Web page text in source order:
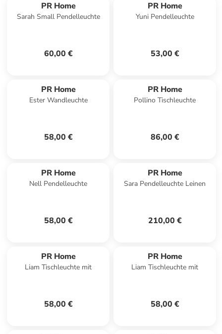
PR Home
Sarah Small Pendelleuchte
60,00 €
PR Home
Yuni Pendelleuchte
53,00 €
PR Home
Ester Wandleuchte
58,00 €
PR Home
Pollino Tischleuchte
86,00 €
PR Home
Nell Pendelleuchte
58,00 €
PR Home
Sara Pendelleuchte Leinen
210,00 €
PR Home
Liam Tischleuchte mit
58,00 €
PR Home
Liam Tischleuchte mit
58,00 €